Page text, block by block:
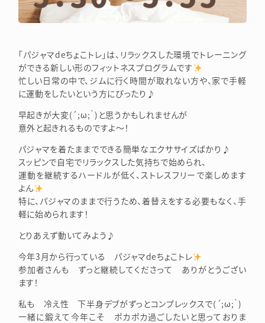
「パジャマdeちょこトレ」は、リラックスした環境でトレーニング
ができる新しい形のフィットネスプログラムです
忙しい日常の中で、ジムに行く時間が取れない方や、家で手軽
に運動をしたいという方にぴったり♪
早起きが大変(´;ω;｀)と思うかもしれませんが
意外と起きれるものですよ～！
パジャマを着たままでできる簡単なエクササイズばかり♪
スッピンで自宅でリラックスした気持ちで始められ、
運動を継続するハードルが低く、ストレスフリーで楽しめます
よん
特に、パジャマのままで行うため、着替えをする必要もなく、手
軽に始められます！
とりあえず動いてみよう♪
今年3月から行っている パジャマdeちょこトレ
参加者さんも ずっと継続してくださって ありがとうござい
ます！
私も 冷え性 下半身デブがずっとコンプレックスで(´;ω;｀)
一緒に鍛えて今年こそ ポカポカ過ごしたいと思っておりま